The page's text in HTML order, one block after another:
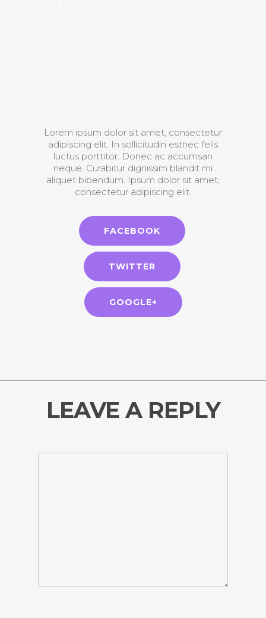
Lorem ipsum dolor sit amet, consectetur
adipiscing elit. In sollicitudin estnec felis
luctus porttitor. Donec ac accumsan
neque. Curabitur dignissim blandit mi
aliquet bibendum. Ipsum dolor sit amet,
consectetur adipiscing elit.
FACEBOOK
TWITTER
GOOGLE+
LEAVE A REPLY